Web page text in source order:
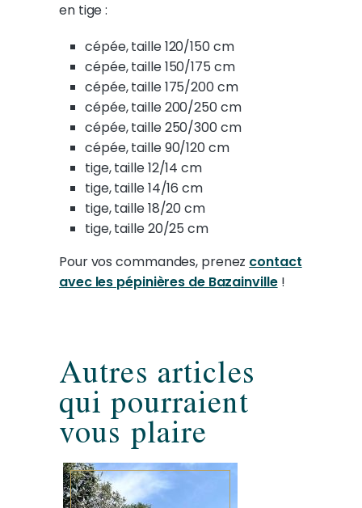
en tige :
cépée, taille 120/150 cm
cépée, taille 150/175 cm
cépée, taille 175/200 cm
cépée, taille 200/250 cm
cépée, taille 250/300 cm
cépée, taille 90/120 cm
tige, taille 12/14 cm
tige, taille 14/16 cm
tige, taille 18/20 cm
tige, taille 20/25 cm
Pour vos commandes, prenez contact
avec les pépinières de Bazainville!
Autres articles
qui pourraient
vous plaire